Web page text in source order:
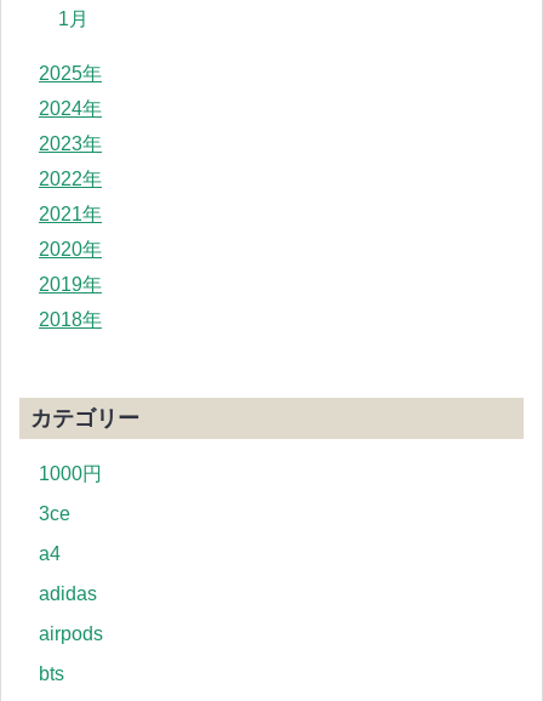
1月
2025年
2024年
2023年
2022年
2021年
2020年
2019年
2018年
カテゴリー
1000円
3ce
a4
adidas
airpods
bts